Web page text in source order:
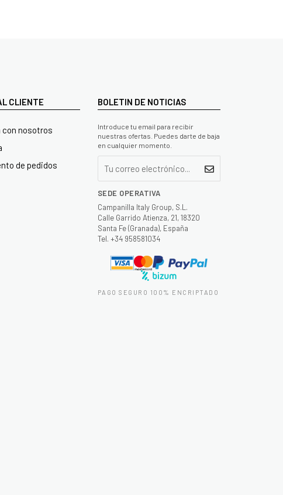
CLIENTE
nosotros
de pedidos
BOLETIN DE NOTICIAS
Introduce tu email para recibir
nuestras ofertas. Puedes darte de baja
en cualquier momento.
SEDE OPERATIVA
Campanilla Italy Group, S.L.
Calle Garrido Atienza, 21, 18320
Santa Fe (Granada), España
Tel. +34 958581034
PAGO SEGURO 100% ENCRIPTADO